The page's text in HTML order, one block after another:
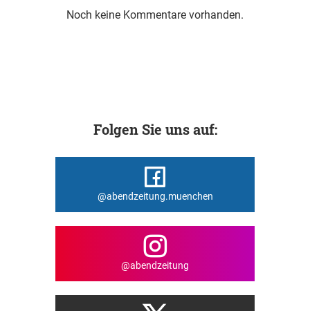
Noch keine Kommentare vorhanden.
Folgen Sie uns auf:
@abendzeitung.muenchen
@abendzeitung